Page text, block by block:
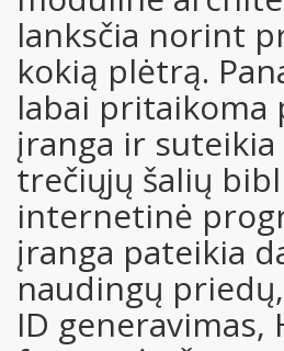
lanksčia norint
kokią plėtrą.
labai pritaikoma
įranga ir
trečiųjų šalių
internetinė
įranga pateikia
naudingų
ID generavimas,